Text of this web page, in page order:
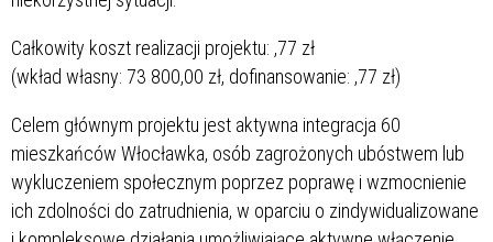
Całkowity koszt realizacji projektu: ,77 zł
(wkład własny: 73 800,00 zł, dofinansowanie: ,77 zł)
Celem głównym projektu jest aktywna integracja 60
mieszkańców Włocławka, osób zagrożonych ubóstwem lub
wykluczeniem społecznym poprzez poprawę i wzmocnienie
ich zdolności do zatrudnienia, w oparciu o zindywidualizowane